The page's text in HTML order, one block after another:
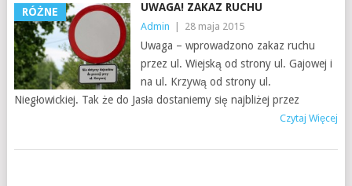
RÓŻNE UWAGA! ZAKAZ RUCHU
Admin 28 maja 2015
Uwaga – wprowadzono zakaz ruchu
przez ul. Wiejską od strony ul. Gajowej i
na ul. Krzywą od strony ul.
Niegłowickiej. Tak że do Jasła dostaniemy się najbliżej przez
Czytaj Więcej